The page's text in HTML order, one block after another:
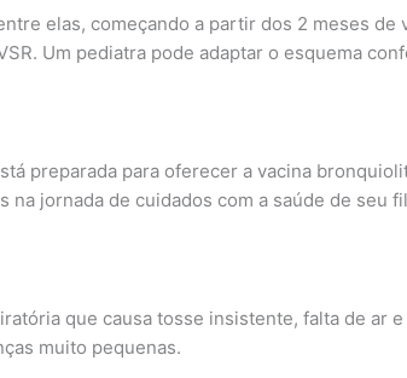
elas, começando a partir dos 2 meses de
Um pediatra pode adaptar o esquema
preparada para oferecer a vacina
jornada de cuidados com a saúde de seu
que causa tosse insistente, falta de ar
muito pequenas.